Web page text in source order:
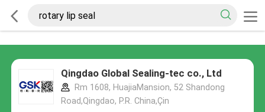
Qingdao Global Sealing-tec co., Ltd
Rm 1608, HuajiaMansion, 52 Shandong
Road,Qingdao, P.R. China,Çin